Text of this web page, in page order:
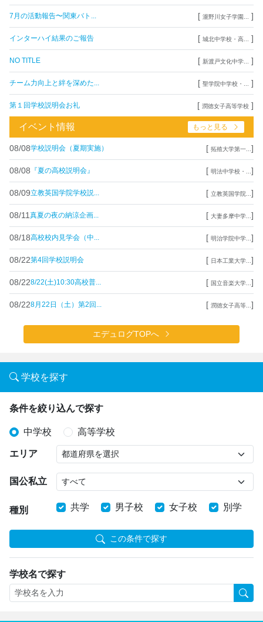
7月の活動報告〜関東バト... [ 瀧野川女子学園... ]
インターハイ結果のご報告 [ 城北中学校・高... ]
NO TITLE [ 新渡戸文化中学... ]
チーム力向上と絆を深めた... [ 聖学院中学校・... ]
第１回学校説明会お礼 [ 潤徳女子高等学校 ]
イベント情報 もっと見る
08/08学校説明会（夏期実施） [ 拓殖大学第一... ]
08/08 『夏の高校説明会』 [ 明法中学校・... ]
08/09立教英国学院学校説... [ 立教英国学院... ]
08/11 真夏の夜の納涼企画... [ 大妻多摩中学... ]
08/18高校校内見学会（中... [ 明治学院中学... ]
08/22第4回学校説明会 [ 日本工業大学... ]
08/228/22(土)10:30高校普... [ 国立音楽大学... ]
08/228月22日（土）第2回... [ 潤徳女子高等... ]
エデュログTOPへ
学校を探す
条件を絞り込んで探す
中学校 高等学校
エリア
国公私立
種別 共学 男子校 女子校 別学
この条件で探す
学校名で探す